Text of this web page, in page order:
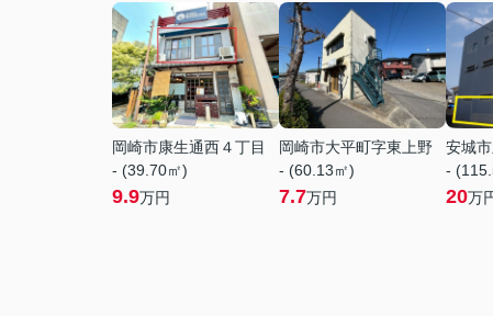
岡崎市康生通西４丁目
- (39.70㎡)
9.9万円
岡崎市大平町字東上野
- (60.13㎡)
7.7万円
安城
-
20万